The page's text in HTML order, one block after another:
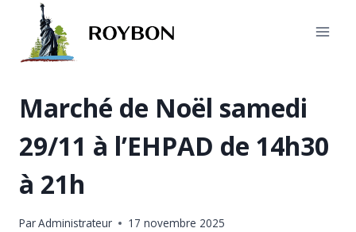
contenu
Marché de Noël samedi
29/11 à l’EHPAD de 14h30
à 21h
ParAdministrateur 17 novembre 2025